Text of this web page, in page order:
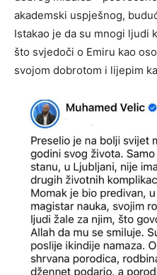
akademski uspješnog,
Istakao je da su mnogi ljudi
što svjedoči o Emiru kao
svojom dobrotom i lijepim